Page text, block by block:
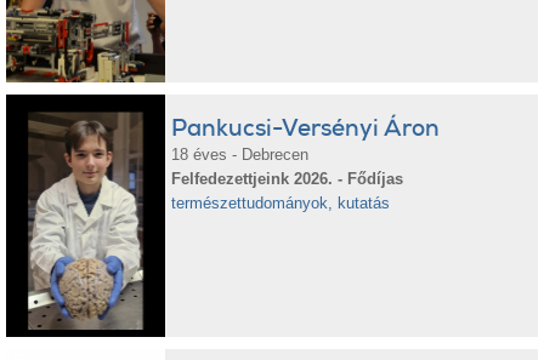
Pankucsi-Versényi Áron
18 éves - Debrecen
Felfedezettjeink 2026. - Fődíjas
természettudományok, kutatás